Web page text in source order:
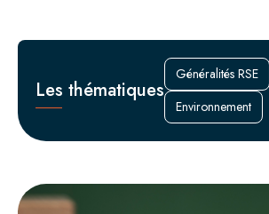
Les thématiques
Généralités RSE
Environnement